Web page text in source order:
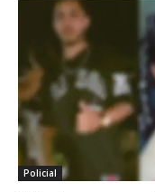
Policial